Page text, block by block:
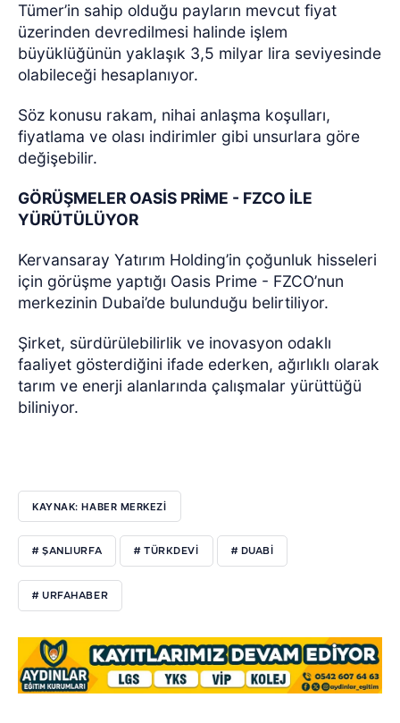
Tümer’in sahip olduğu payların mevcut fiyat
üzerinden devredilmesi halinde işlem
büyüklüğünün yaklaşık 3,5 milyar lira seviyesinde
olabileceği hesaplanıyor.
Söz konusu rakam, nihai anlaşma koşulları,
fiyatlama ve olası indirimler gibi unsurlara göre
değişebilir.
GÖRÜŞMELER OASİS PRİME - FZCO İLE
YÜRÜTÜLÜYOR
Kervansaray Yatırım Holding’in çoğunluk hisseleri
için görüşme yaptığı Oasis Prime - FZCO’nun
merkezinin Dubai’de bulunduğu belirtiliyor.
Şirket, sürdürülebilirlik ve inovasyon odaklı
faaliyet gösterdiğini ifade ederken, ağırlıklı olarak
tarım ve enerji alanlarında çalışmalar yürüttüğü
biliniyor.
KAYNAK: HABER MERKEZİ
# ŞANLIURFA # TÜRKDEVİ # DUABİ
# URFAHABER